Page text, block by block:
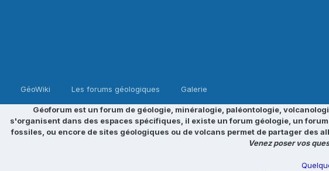
GéoWiki Les forums géologiques Galerie
Géoforum est un forum de géologie, minéralogie, paléontologie,
s'organisent dans des espaces spécifiques, il existe un forum géologie, un
fossiles, ou encore de sites géologiques ou de volcans permet de partager des
Venez poser vos